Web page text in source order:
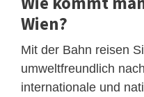
Wien?
Mit der Bahn reisen
umweltfreundlich
internationale und